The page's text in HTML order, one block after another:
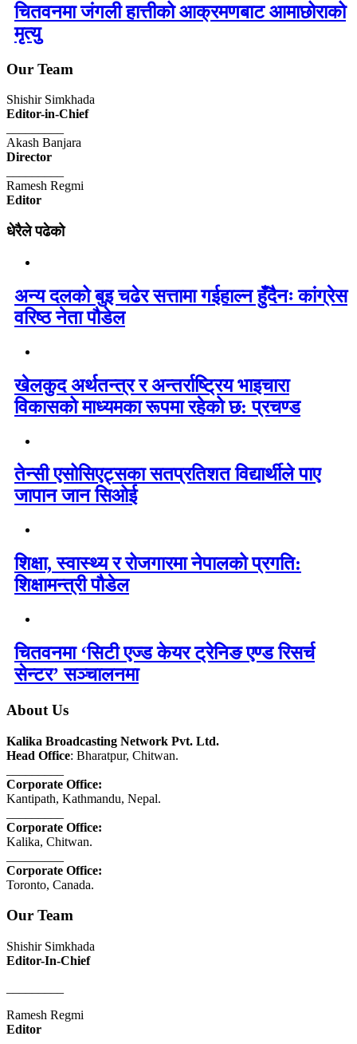
चितवनमा जंगली हात्तीको आक्रमणबाट आमाछोराको
मृत्यु
Our Team
Shishir Simkhada
Editor-in-Chief
Akash Banjara
Director
Ramesh Regmi
Editor
धेरैले पढेको
अन्य दलको बुइ चढेर सत्तामा गईहाल्न हुँदैनः कांग्रेस
वरिष्ठ नेता पौडेल
खेलकुद अर्थतन्त्र र अन्तर्राष्ट्रिय भाइचारा
विकासको माध्यमका रूपमा रहेको छ: प्रचण्ड
तेन्सी एसोसिएट्सका सतप्रतिशत विद्यार्थीले पाए
जापान जान सिओई
शिक्षा, स्वास्थ्य र रोजगारमा नेपालको प्रगति:
शिक्षामन्त्री पौडेल
चितवनमा ‘सिटी एज्ड केयर ट्रेनिङ एण्ड रिसर्च
सेन्टर’ सञ्चालनमा
About Us
Kalika Broadcasting Network Pvt. Ltd.
Head Office: Bharatpur, Chitwan.
Corporate Office:
Kantipath, Kathmandu, Nepal.
Corporate Office:
Kalika, Chitwan.
Corporate Office:
Toronto, Canada.
Our Team
Shishir Simkhada
Editor-In-Chief
Ramesh Regmi
Editor